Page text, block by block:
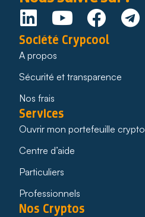
Société Crypcool
A propos
Sécurité et transparence
Nos frais
Services
Ouvrir mon portefeuille crypto
Centre d’aide
Particuliers
Professionnels
Nos Cryptos